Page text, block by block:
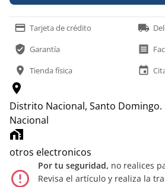
payment Tarjeta de crédito local_shipping
verified_user Garantía receipt
location_on Tienda física event
location_on
Distrito Nacional, Santo Domingo.
Nacional
home_work
otros electronicos
error_outline
Por tu seguridad, no realices
Revisa el artículo y realiza la